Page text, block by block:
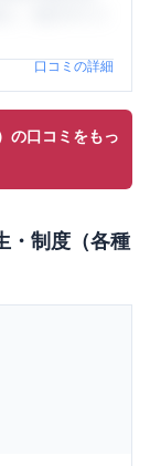
、ぜひサイト
口コミの詳細
の口コミをもっ
・制度（各種